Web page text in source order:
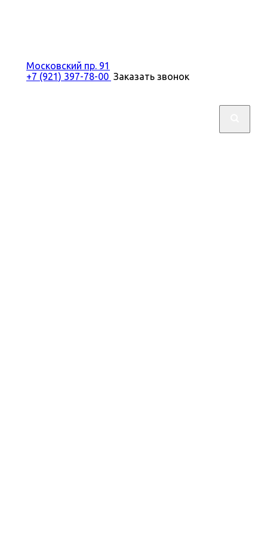
Московский пр. 91
+7 (921) 397-78-00 Заказать звонок